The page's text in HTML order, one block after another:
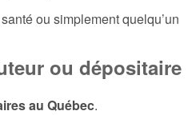
ou simplement quelqu’un
ou dépositaire
au Québec.